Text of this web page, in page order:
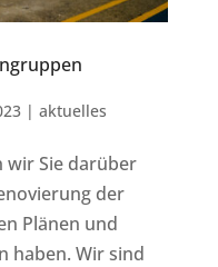
| aktuelles
wir Sie darüber
der
Plänen und
haben. Wir sind